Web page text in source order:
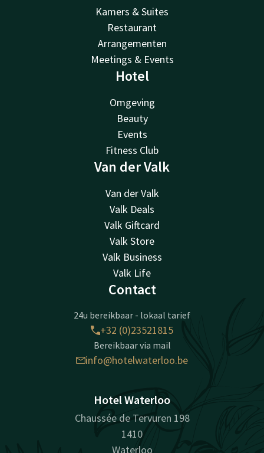
Kamers & Suites
Restaurant
Arrangementen
Meetings & Events
Hotel
Omgeving
Beauty
Events
Fitness Club
Van der Valk
Van der Valk
Valk Deals
Valk Giftcard
Valk Store
Valk Business
Valk Life
Contact
24u bereikbaar - lokaal tarief
+32 (0)23521815
Bereikbaar via mail
info@hotelwaterloo.be
Hotel Waterloo
Chaussée de Tervuren 198
1410
Waterloo